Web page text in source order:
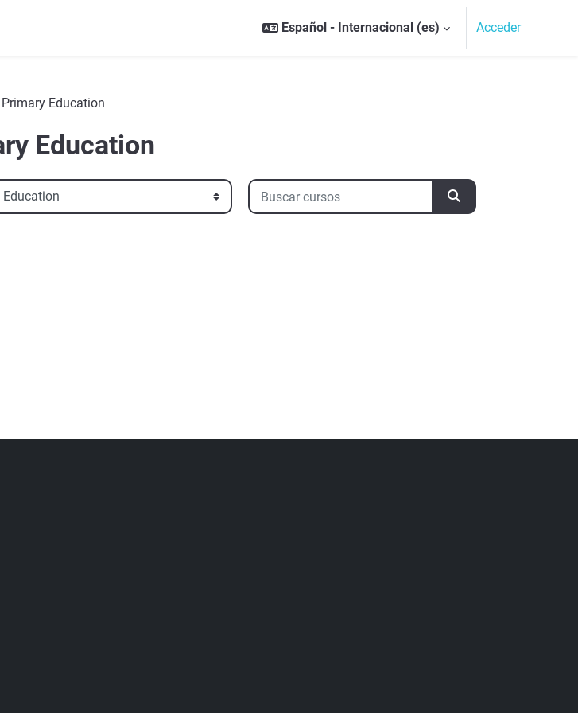
Español - Internacional ‎(es)‎ Acceder
Education
Education
Buscar cursos
Buscar cursos